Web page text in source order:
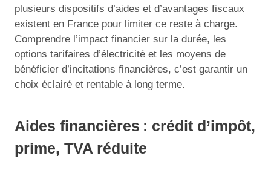
plusieurs dispositifs d’aides et d’avantages fiscaux
existent en France pour limiter ce reste à charge.
Comprendre l’impact financier sur la durée, les
options tarifaires d’électricité et les moyens de
bénéficier d’incitations financières, c’est garantir un
choix éclairé et rentable à long terme.
Aides financières : crédit d’impôt,
prime, TVA réduite